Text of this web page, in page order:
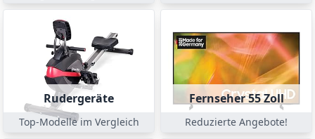
Rudergeräte
Top-Modelle im Vergleich
Fernseher 55 Zoll
Reduzierte Angebote!